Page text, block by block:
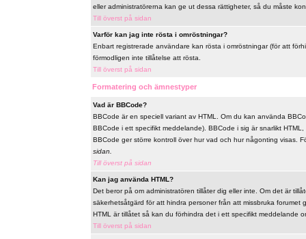
eller administratörerna kan ge ut dessa rättigheter, så du måste
Till överst på sidan
Varför kan jag inte rösta i omröstningar?
Enbart registrerade användare kan rösta i omröstningar (för att
förmodligen inte tillåtelse att rösta.
Till överst på sidan
Formatering och ämnestyper
Vad är BBCode?
BBCode är en speciell variant av HTML. Om du kan använda
BBCode i ett specifikt meddelande). BBCode i sig är snarlikt
BBCode ger större kontroll över hur vad och hur någonting visas.
sidan.
Till överst på sidan
Kan jag använda HTML?
Det beror på om administratören tillåter dig eller inte. Om det är
säkerhetsåtgärd för att hindra personer från att missbruka
HTML är tillåtet så kan du förhindra det i ett specifikt meddelande
Till överst på sidan